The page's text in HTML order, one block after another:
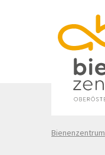
Bienenzentrum